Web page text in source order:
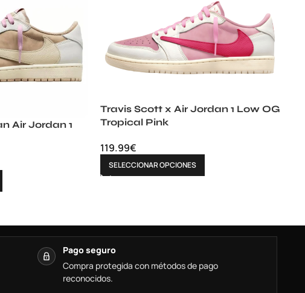
Air Jordan 1
Travis Scott x Air Jordan 1 Low OG
Tropical Pink
119.99€
SELECCIONAR OPCIONES
Pago seguro
Compra protegida con métodos de pago
reconocidos.